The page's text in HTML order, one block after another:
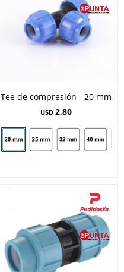
Tee de compresión - 20 mm
USD 2,80